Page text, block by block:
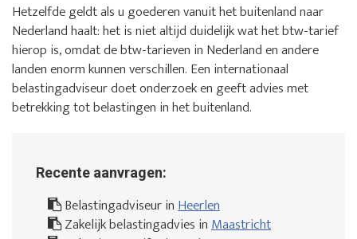
Hetzelfde geldt als u goederen vanuit het buitenland naar
Nederland haalt: het is niet altijd duidelijk wat het btw-tarief
hierop is, omdat de btw-tarieven in Nederland en andere
landen enorm kunnen verschillen. Een internationaal
belastingadviseur doet onderzoek en geeft advies met
betrekking tot belastingen in het buitenland.
Recente aanvragen:
Belastingadviseur inHeerlen
Zakelijk belastingadvies inMaastricht